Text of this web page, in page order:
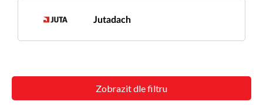
Jutadach
Zobrazit dle filtru